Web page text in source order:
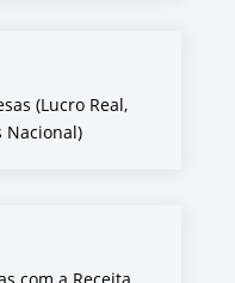
(Lucro Real,
Nacional)